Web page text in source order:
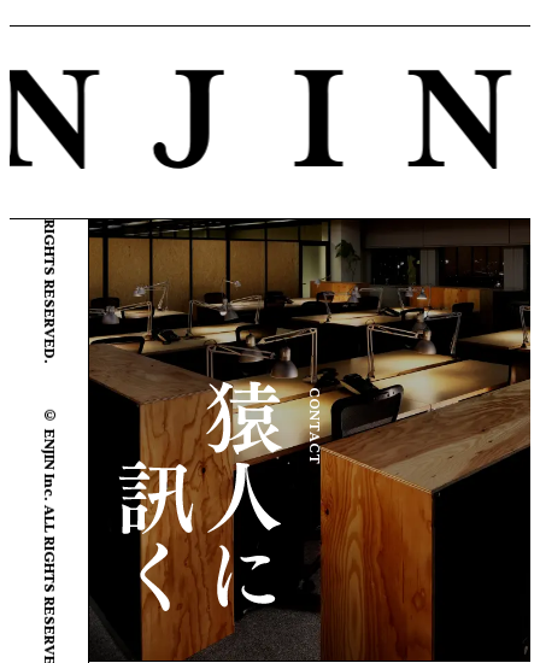
© ENJIN Inc. ALL RIGHTS RESERVED.
© ENJIN Inc. ALL RIGHTS RESERVED.
CONTACT